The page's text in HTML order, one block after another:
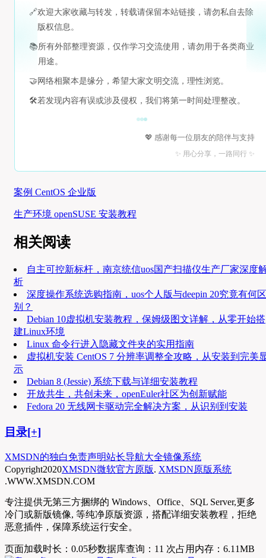
🔗欢迎大家收藏与转发，转载请保留本站链接，请勿私自去除
版权信息。
📚所有外部整理资源，仅作学习交流使用，请勿用于各类商业
用途。
🤝 网络相聚本是缘分，希望大家文明交流，理性浏览。
🛠️若发现内容有误或涉及侵权，我们将第一时间处理整改。
💖 感谢每一位朋友的陪伴与支持
✨ 用心分享，一路同行 ✨
案例 CentOS 企业版
生产环境 openSUSE 安装教程
相关阅读
自主可控新标杆，南京统信uos国产扫描仪生产厂家深度
析
深度操作系统选购指南，uos个人版与deepin 20究竟有何区
别？
Debian 10虚拟机安装教程，保姆级图文详解，从零开始搭
建Linux环境
Linux 命令行进入隐藏文件夹的实用指南
虚拟机安装 CentOS 7 分辨率调整全攻略，从安装到完美
示
Debian 8 (Jessie) 系统下载与详细安装教程
开放共生，共创未来，openEuler社区为创新赋能
Fedora 20 无线网卡驱动完全解决方案，从识别到安装
目录[+]
XMSDN的独白免责声明站长导航大全镜像系统
Copyright2020XMSDN微软官方原版. XMSDN原版系统
.WWW.XMSDN.COM
专注提供无第三方捆绑的 Windows、Office、SQL Server,更多
冷门或新版镜像, 等纯净原版资源，搭配详细安装教程，拒绝
恶意插件，保障系统运行安全。
页面加载时长：0.05秒数据库查询：11 次占用内存：6.11MB